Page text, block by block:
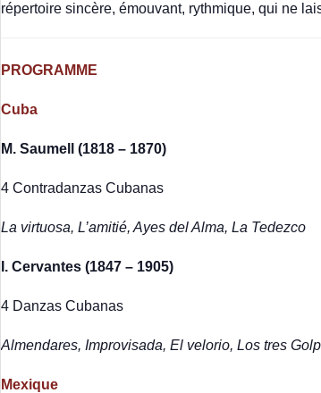
répertoire sincère, émouvant, rythmique, qui ne
PROGRAMME
Cuba
M. Saumell (1818 – 1870)
4 Contradanzas Cubanas
La virtuosa, L’amitié, Ayes del Alma, La Tedezco
I. Cervantes (1847 – 1905)
4 Danzas Cubanas
Almendares, Improvisada, El velorio, Los tres
Mexique